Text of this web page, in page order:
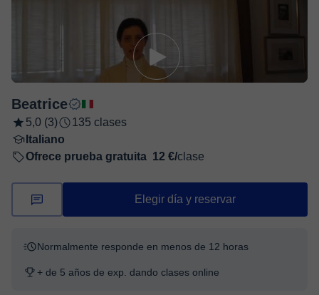
Beatrice
5,0 (3)
135 clases
Italiano
Ofrece prueba gratuita 12 €/clase
Elegir día y reservar
Normalmente responde en menos de 12 horas
+ de 5 años de exp. dando clases online